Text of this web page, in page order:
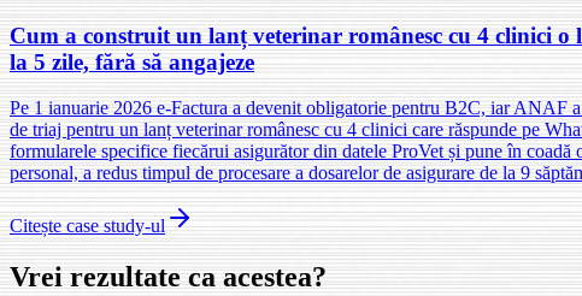
Cum a construit un lanț veterinar românesc cu 4 clinici
la 5 zile, fără să angajeze
Pe 1 ianuarie 2026 e-Factura a devenit obligatorie pentru B2C, iar ANAF
de triaj pentru un lanț veterinar românesc cu 4 clinici care răspunde pe
formularele specifice fiecărui asigurător din datele ProVet și pune în
personal, a redus timpul de procesare a dosarelor de asigurare de la 9
Citește case study-ul
Vrei rezultate ca acestea?